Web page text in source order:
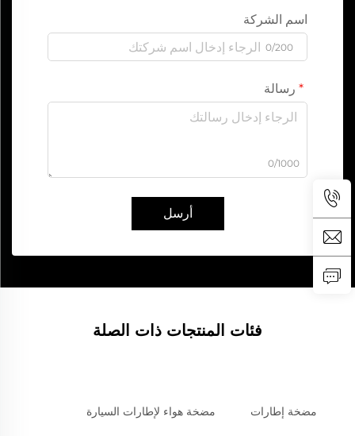
اسم الشركة
0/200
رسالة
0/1000
أرسل
فئات المنتجات ذات الصلة
مضخة إطارات مضخة هواء لإطارات السيارة